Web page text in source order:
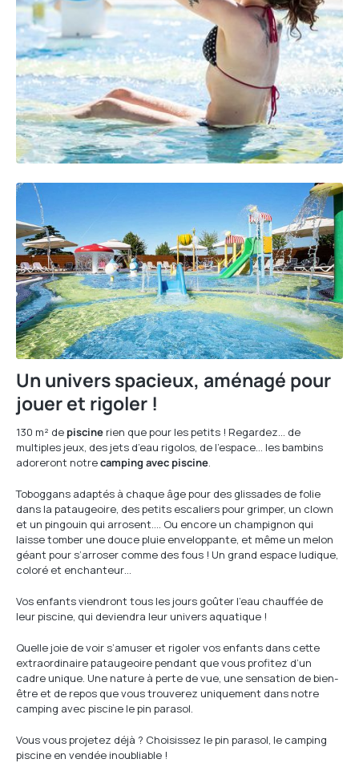
Un univers spacieux, aménagé pour
jouer et rigoler !
130 m² de piscine rien que pour les petits ! Regardez… de
multiples jeux, des jets d’eau rigolos, de l’espace… les bambins
adoreront notrecamping avec piscine.
Toboggans adaptés à chaque âge pour des glissades de folie
dans la pataugeoire, des petits escaliers pour grimper, un clown
et un pingouin qui arrosent…. Ou encore un champignon qui
laisse tomber une douce pluie enveloppante, et même un melon
géant pour s’arroser comme des fous ! Un grand espace ludique,
coloré et enchanteur…
Vos enfants viendront tous les jours goûter l’eau chauffée de
leur piscine, qui deviendra leur univers aquatique !
Quelle joie de voir s’amuser et rigoler vos enfants dans cette
extraordinaire pataugeoire pendant que vous profitez d’un
cadre unique. Une nature à perte de vue, une sensation de bien-
être et de repos que vous trouverez uniquement dans notre
camping avec piscine le pin parasol.
Vous vous projetez déjà ? Choisissez le pin parasol, le camping
piscine en vendée inoubliable !